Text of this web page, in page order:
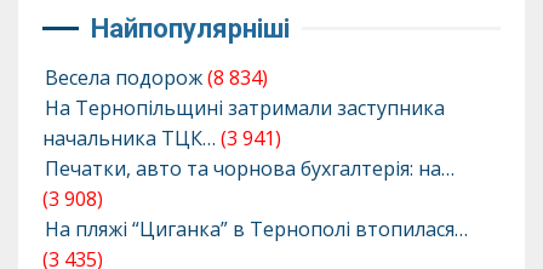
Найпопулярніші
Весела подорож(8 834)
На Тернопільщині затримали заступника
начальника ТЦК… (3 941)
Печатки, авто та чорнова бухгалтерія: на…
(3 908)
На пляжі “Циганка” в Тернополі втопилася…
(3 435)